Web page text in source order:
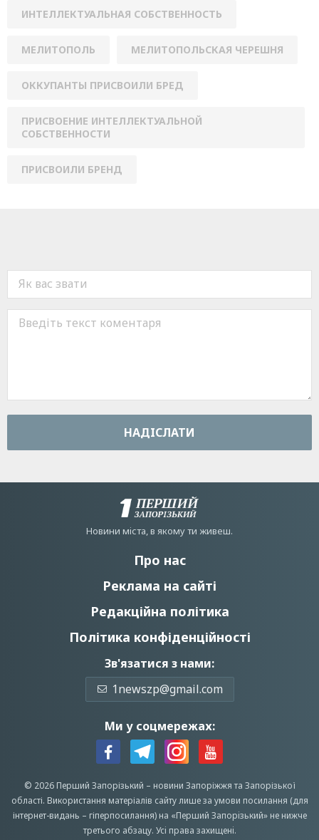
ИНТЕЛЛЕКТУАЛЬНАЯ СОБСТВЕННОСТЬ
МЕЛИТОПОЛЬ МЕЛИТОПОЛЬСКАЯ ЧЕРЕШНЯ
ОККУПАНТЫ ПРИСВОИЛИ БРЕД
ПРИСВОЕНИЕ ИНТЕЛЛЕКТУАЛЬНОЙ
СОБСТВЕННОСТИ
ПРИСВОИЛИ БРЕНД
НАДIСЛАТИ
Новини мiста, в якому ти живеш.
Про нас
Реклама на сайті
Редакційна політика
Політика конфіденційності
Зв'язатися з нами:
1newszp@gmail.com
Ми у соцмережах:
© 2026 Перший Запорізький – новини Запоріжжята Запорізької
області. Використання матеріалів сайту лише за умови посилання (для
інтернет-видань – гіперпосилання) на «Перший Запорiзький» не нижче
третього абзацу. Усi права захищенi.